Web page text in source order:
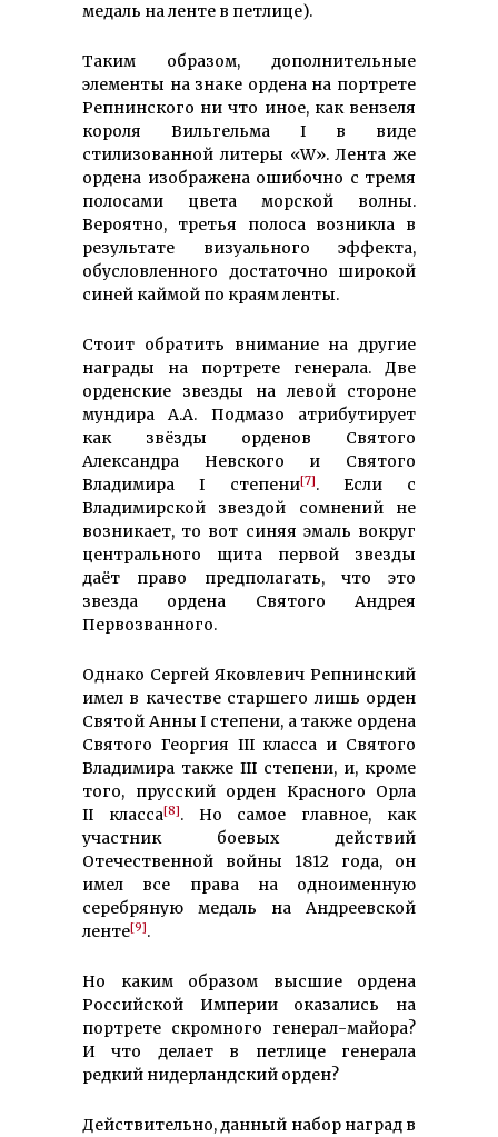
медаль на ленте в петлице).
Таким образом, дополнительные
элементы на знаке ордена на портрете
Репнинского ни что иное, как вензеля
короля Вильгельма I в виде
стилизованной литеры «W». Лента же
ордена изображена ошибочно с тремя
полосами цвета морской волны.
Вероятно, третья полоса возникла в
результате визуального эффекта,
обусловленного достаточно широкой
синей каймой по краям ленты.
Стоит обратить внимание на другие
награды на портрете генерала. Две
орденские звезды на левой стороне
мундира А.А. Подмазо атрибутирует
как звëзды орденов Святого
Александра Невского и Святого
Владимира I степени[7]. Если с
Владимирской звездой сомнений не
возникает, то вот синяя эмаль вокруг
центрального щита первой звезды
даёт право предполагать, что это
звезда ордена Святого Андрея
Первозванного.
Однако Сергей Яковлевич Репнинский
имел в качестве старшего лишь орден
Святой Анны I степени, а также ордена
Святого Георгия III класса и Святого
Владимира также III степени, и, кроме
того, прусский орден Красного Орла
II класса[8]. Но самое главное, как
участник боевых действий
Отечественной войны 1812 года, он
имел все права на одноименную
серебряную медаль на Андреевской
ленте[9].
Но каким образом высшие ордена
Российской Империи оказались на
портрете скромного генерал-майора?
И что делает в петлице генерала
редкий нидерландский орден?
Действительно, данный набор наград в